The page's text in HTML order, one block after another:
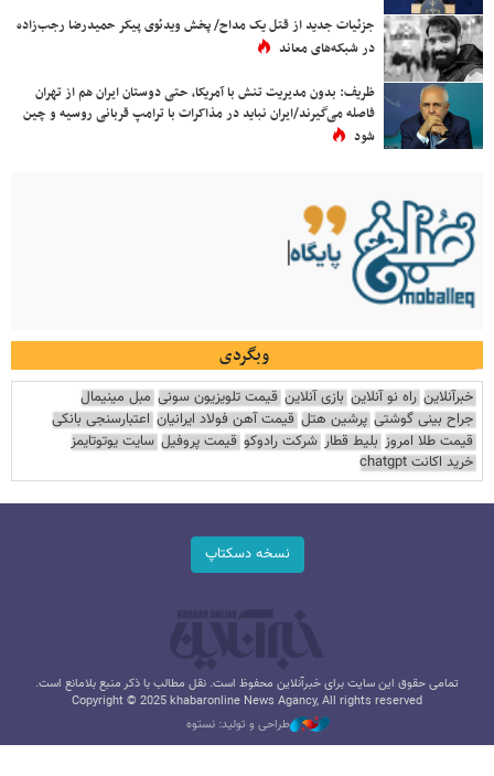
جزئیات جدید از قتل یک مداح/ پخش ویدئوی پیکر حمیدرضا رجب‌زاده
در شبکه‌های معاند
ظریف: بدون مدیریت تنش با آمریکا، حتی دوستان ایران هم از تهران
فاصله می‌گیرند/ایران نباید در مذاکرات با ترامپ قربانی روسیه و چین
شود
وبگردی
خبرآنلاین راه نو آنلاین بازی آنلاین قیمت تلویزیون سونی مبل مینیمال
جراح بینی گوشتی پرشین هتل قیمت آهن فولاد ایرانیان اعتبارسنجی بانکی
قیمت طلا امروز بلیط قطار شرکت رادوکو قیمت پروفیل سایت یوتوتایمز
خرید اکانت chatgpt
نسخه دسکتاپ
تمامی حقوق این سایت برای خبرآنلاین محفوظ است. نقل مطالب با ذکر منبع بلامانع است.
Copyright © 2025 khabaronline News Agancy, All rights reserved
طراحی و تولید: نستوه